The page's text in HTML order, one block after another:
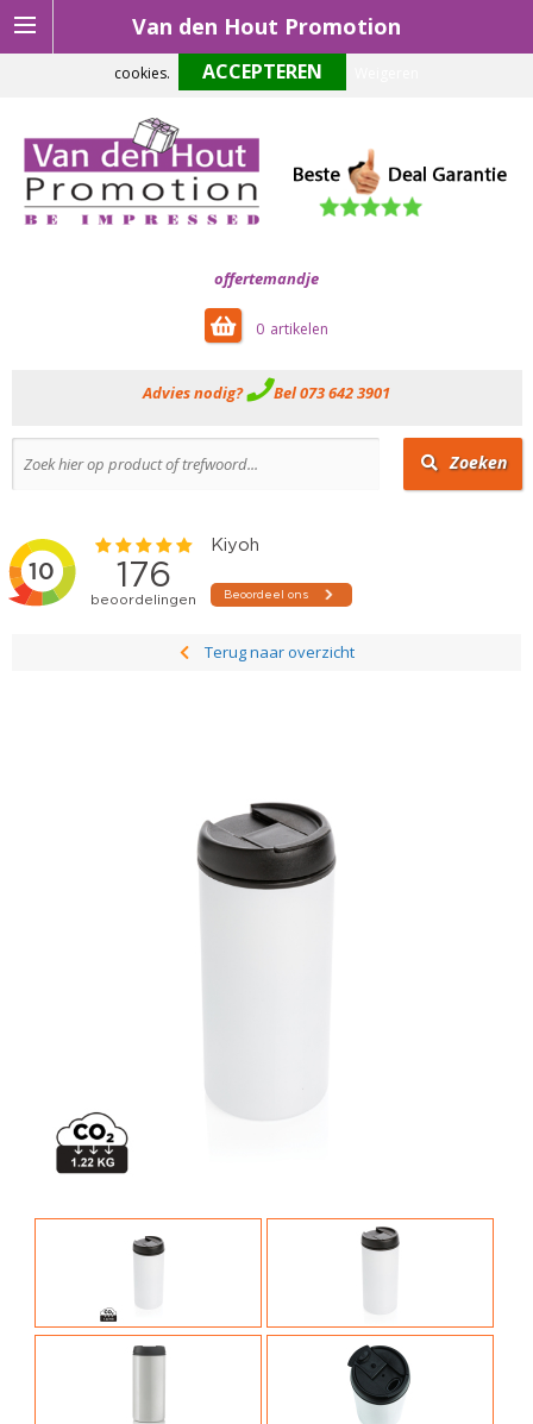
Van den Hout Promotion
offertemandje
0
Advies nodig? Bel 073 642 3901
Zoeken
Terug naar overzicht
Om onze website optimaal te laten functioneren maken wij gebruik van
cookies.